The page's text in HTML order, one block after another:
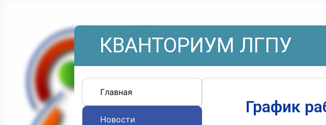
КВАНТОРИУМ ЛГПУ
Главная
Новости
График